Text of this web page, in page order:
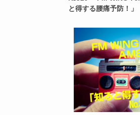
と得する腰痛予防！」